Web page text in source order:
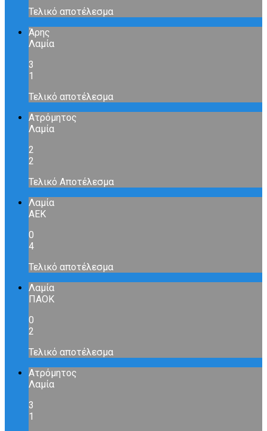
Τελικό αποτέλεσμα
Άρης
Λαμία
3
1
Τελικό αποτέλεσμα
Ατρόμητος
Λαμία
2
2
Τελικό Αποτέλεσμα
Λαμία
ΑΕΚ
0
4
Τελικό αποτέλεσμα
Λαμία
ΠΑΟΚ
0
2
Τελικό αποτέλεσμα
Ατρόμητος
Λαμία
3
1